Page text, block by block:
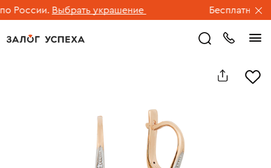
России. Выбрать украшение Бесплатная